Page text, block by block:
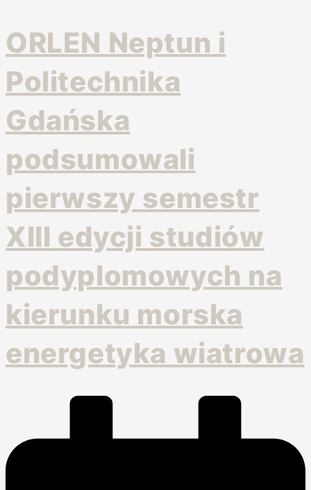
ORLEN Neptun i
Politechnika
Gdańska
podsumowali
pierwszy semestr
XIII edycji studiów
podyplomowych na
kierunku morska
energetyka wiatrowa